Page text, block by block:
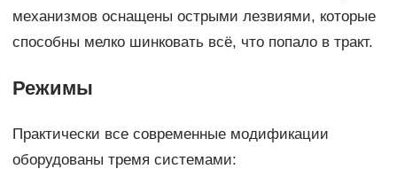
механизмов оснащены острыми лезвиями, которые
способны мелко шинковать всё, что попало в тракт.
Режимы
Практически все современные модификации
оборудованы тремя системами: